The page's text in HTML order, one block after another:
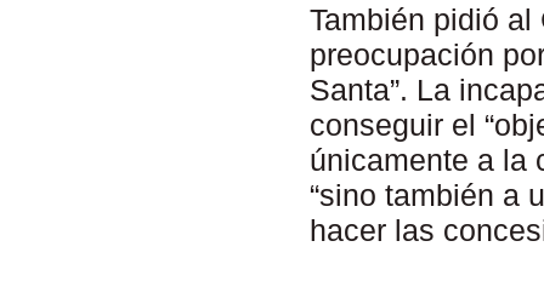
También pidió al
preocupación
Santa”. La
conseguir el
únicamente a la
“sino también a
hacer las